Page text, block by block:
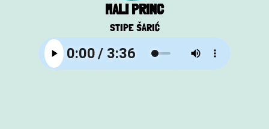
MALI PRINC
STIPE ŠARIĆ